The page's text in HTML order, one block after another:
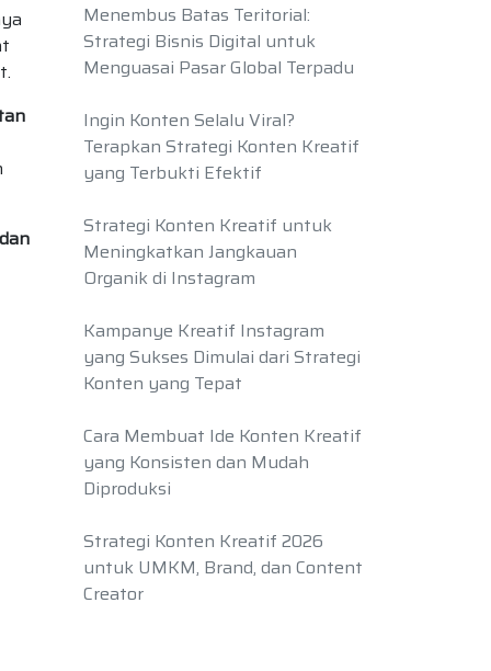
Menembus Batas Teritorial:
Strategi Bisnis Digital untuk
Menguasai Pasar Global Terpadu
Ingin Konten Selalu Viral?
Terapkan Strategi Konten Kreatif
yang Terbukti Efektif
Strategi Konten Kreatif untuk
Meningkatkan Jangkauan
Organik di Instagram
Kampanye Kreatif Instagram
yang Sukses Dimulai dari Strategi
Konten yang Tepat
Cara Membuat Ide Konten Kreatif
yang Konsisten dan Mudah
Diproduksi
Strategi Konten Kreatif 2026
untuk UMKM, Brand, dan Content
Creator